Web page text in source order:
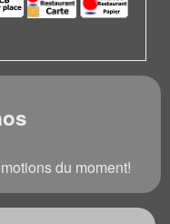
du moment!